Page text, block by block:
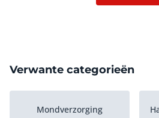
Verwante categorieën
Mondverzorging